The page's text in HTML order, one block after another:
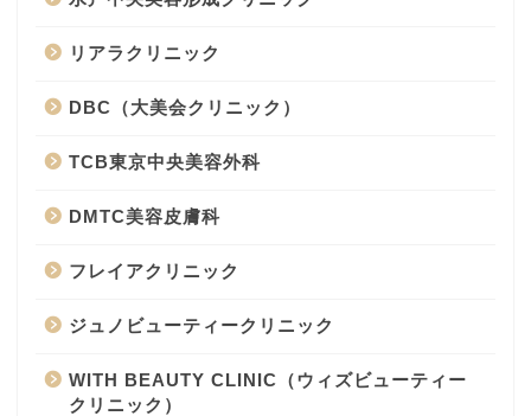
リアラクリニック
DBC（大美会クリニック）
TCB東京中央美容外科
DMTC美容皮膚科
フレイアクリニック
ジュノビューティークリニック
WITH BEAUTY CLINIC（ウィズビューティー
クリニック）